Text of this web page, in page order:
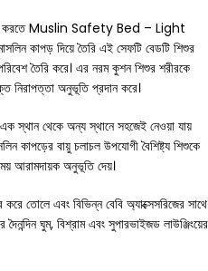
করতে Muslin Safety Bed – Light
কাপড় দিয়ে তৈরি এই সেফটি বেডটি শিশুর
তৈরি করে। এর নরম কুশন শিশুর শরীরকে
নিরাপত্তা অনুভূতি প্রদান করে।
স্থান থেকে অন্য স্থানে সহজেই নেওয়া যায়
কাপড়ের বায়ু চলাচল উপযোগী বৈশিষ্ট্য শিশুকে
আরামদায়ক অনুভূতি দেয়।
তোলে এবং বিভিন্ন বেবি অ্যাক্সেসরিজের সাথে
ঘুম, বিশ্রাম এবং সুপারভাইজড লাউঞ্জিংয়ের